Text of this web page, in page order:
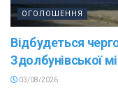
ОГОЛОШЕННЯ
Відбудеться
Здолбунівської
03/08/2026